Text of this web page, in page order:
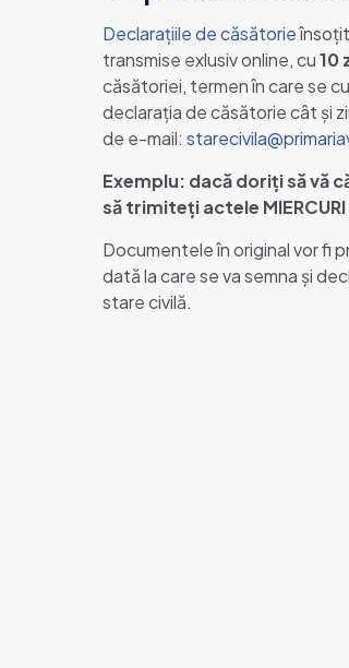
Declarațiile de căsătorie
transmise exlusiv online, cu10
căsătoriei, termen în care se
declarația de căsătorie cât și
de e-mail:
Exemplu: dacă doriți să vă
să trimiteți actele
Documentele în original vor fi
dată la care se va semna și
stare civilă.